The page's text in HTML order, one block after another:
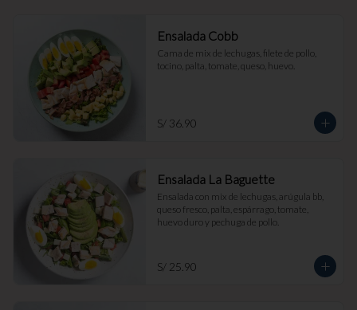
Ensalada Cobb
Cama de mix de lechugas, filete de pollo,
tocino, palta, tomate, queso, huevo.
S/ 36.90
Ensalada La Baguette
Ensalada con mix de lechugas, arúgula bb,
queso fresco, palta, espárrago, tomate,
huevo duro y pechuga de pollo.
S/ 25.90